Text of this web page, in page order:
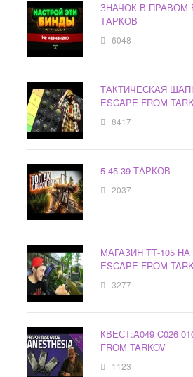
ЗНАЧОК В ПРАВОМ
ТАРКОВ
6048
ТАКТИЧЕСКАЯ
ESCAPE FROM
8417
5 45 39 ТАРКОВ
2037
МАГАЗИН ТТ-105
ESCAPE FROM
3277
КВЕСТ:A049 C026
FROM TARKOV
1123